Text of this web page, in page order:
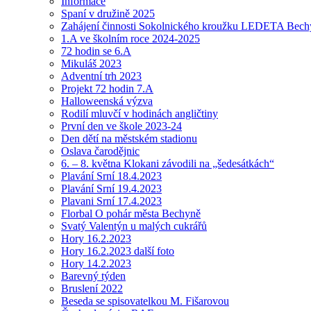
Spaní v družině 2025
Zahájení činnosti Sokolnického kroužku LEDETA
1.A ve školním roce 2024-2025
72 hodin se 6.A
Mikuláš 2023
Adventní trh 2023
Projekt 72 hodin 7.A
Halloweenská výzva
Rodilí mluvčí v hodinách angličtiny
První den ve škole 2023-24
Den dětí na městském stadionu
Oslava čarodějnic
6. – 8. května Klokani závodili na „šedesátkách“
Plavání Srní 18.4.2023
Plavání Srní 19.4.2023
Plavani Srní 17.4.2023
Florbal O pohár města Bechyně
Svatý Valentýn u malých cukrářů
Hory 16.2.2023
Hory 16.2.2023 další foto
Hory 14.2.2023
Barevný týden
Bruslení 2022
Beseda se spisovatelkou M. Fišarovou